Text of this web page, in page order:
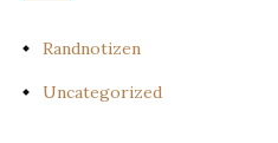
Randnotizen
Uncategorized